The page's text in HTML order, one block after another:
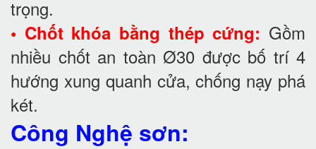
trọng.
• Chốt khóa bằng thép cứng: Gồm
nhiều chốt an toàn Ø30 được bố trí 4
hướng xung quanh cửa, chống nạy phá
két.
Công Nghệ sơn: